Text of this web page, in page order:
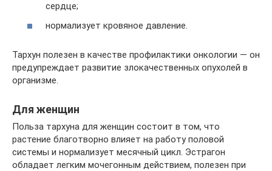
сердце;
нормализует кровяное давление.
Тархун полезен в качестве профилактики онкологии — он
предупреждает развитие злокачественных опухолей в
организме.
Для женщин
Польза тархуна для женщин состоит в том, что
растение благотворно влияет на работу половой
системы и нормализует месячный цикл. Эстрагон
обладает легким мочегонным действием, полезен при